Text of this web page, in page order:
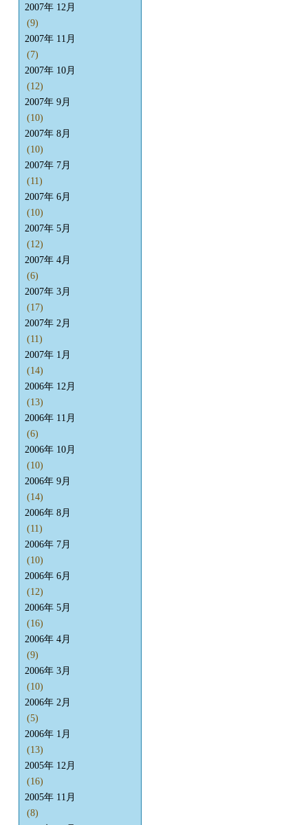
2007年 12月
(9)
2007年 11月
(7)
2007年 10月
(12)
2007年 9月
(10)
2007年 8月
(10)
2007年 7月
(11)
2007年 6月
(10)
2007年 5月
(12)
2007年 4月
(6)
2007年 3月
(17)
2007年 2月
(11)
2007年 1月
(14)
2006年 12月
(13)
2006年 11月
(6)
2006年 10月
(10)
2006年 9月
(14)
2006年 8月
(11)
2006年 7月
(10)
2006年 6月
(12)
2006年 5月
(16)
2006年 4月
(9)
2006年 3月
(10)
2006年 2月
(5)
2006年 1月
(13)
2005年 12月
(16)
2005年 11月
(8)